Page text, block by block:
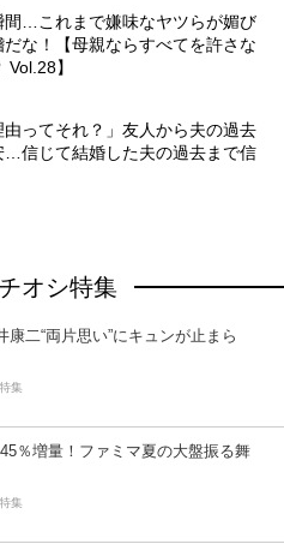
間…これまで嫌味なヤツらが媚び
な！【母親ならすべてを許さな
】
由ってそれ？」友人から夫の過去
…信じて結婚した夫の過去まで信
オシ特集
康二“両片思い”にキュンが止まら
集
％増量！ファミマ夏の大盤振る舞
集